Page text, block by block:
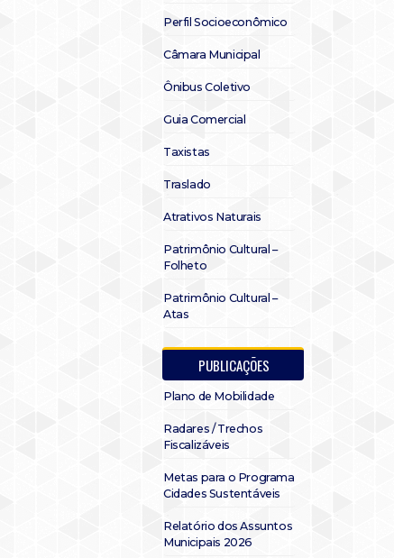
Perfil Socioeconômico
Câmara Municipal
Ônibus Coletivo
Guia Comercial
Taxistas
Traslado
Atrativos Naturais
Patrimônio Cultural –
Folheto
Patrimônio Cultural –
Atas
PUBLICAÇÕES
Plano de Mobilidade
Radares / Trechos
Fiscalizáveis
Metas para o Programa
Cidades Sustentáveis
Relatório dos Assuntos
Municipais 2026